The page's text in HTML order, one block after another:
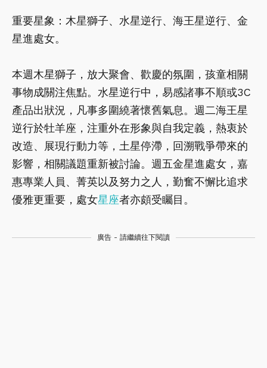
重要星象：木星獅子、水星逆行、海王星逆行、金
星進處女。
本週木星獅子，放大聚會、歡慶的氛圍，孩童相關
事物成關注焦點。水星逆行中，易感諸事不順或3C
產品出狀況，凡事多圍繞著懷舊氣息。週二海王星
逆行於牡羊座，注重外在形象與自我定義，熱衷於
改造、展現行動力等，土星停滯，回溯戰爭帶來的
影響，相關議題重新被討論。週五金星進處女，嘉
惠專業人員、菁英以及努力之人，勤奮不懈比追求
優雅更重要，處女星座者亦頗受矚目。
廣告 - 請繼續往下閱讀